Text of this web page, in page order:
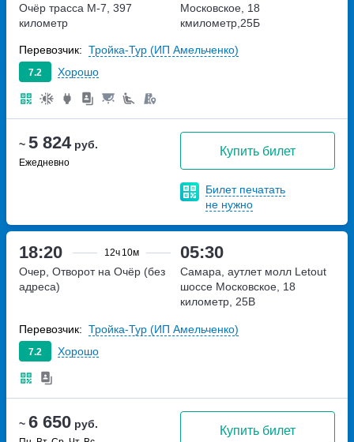
~ 5 824руб.
Ежедневно
Купить билет
Билет печатать
не нужно
Очёр трасса М-7, 397
километр
Московское, 18
кмилометр,25Б
7.2 Хорошо
Перевозчик: Тройка-Тур (ИП Амельченко)
18:20 12ч 10м 05:30
~ 6 650 руб. Купить билет
Очер, Отворот на Очёр (без
адреса)
Самара, аутлет молл Letout
шоссе Московское, 18
километр, 25В
7.2 Хорошо
Перевозчик: Тройка-Тур (ИП Амельченко)